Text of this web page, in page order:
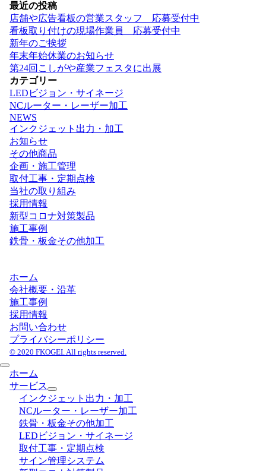
ビ
ゲ
ー
シ
ョ
ン
最近の投稿
店舗や広告看板の営業スタッフ 応募受付中
看板取り付けの現場作業員 応募受付中
新年のご挨拶
年末年始休業のお知らせ
第24回こしがや産業フェスタに出展
カテゴリー
LEDビジョン・サイネージ
NCルーター・レーザー加工
NEWS
インクジェット出力・加工
お知らせ
その他商品
企画・施工管理
取付工事・定期点検
当社の取り組み
採用情報
新型コロナ対策製品
施工事例
鉄骨・板金その他加工
ホーム
会社概要・沿革
施工事例
採用情報
お問い合わせ
プライバシーポリシー
© 2020 FKOGEI. All rights reserved.
ホーム
サービス
インクジェット出力・加工
NCルーター・レーザー加工
鉄骨・板金その他加工
LEDビジョン・サイネージ
取付工事・定期点検
サイン管理システム